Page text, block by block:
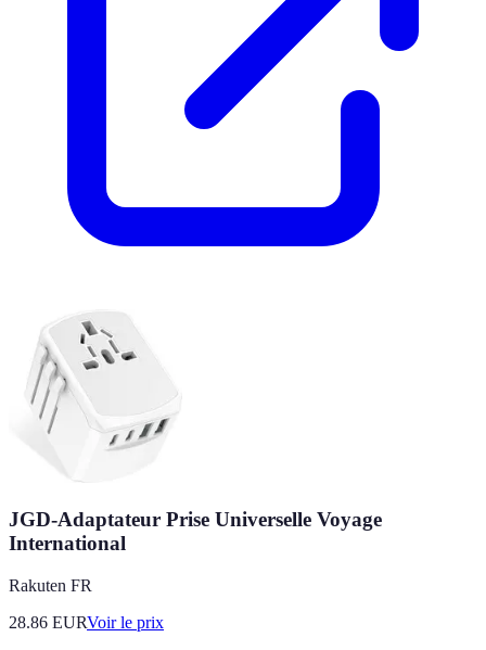
JGD-Adaptateur Prise Universelle Voyage
International
Rakuten FR
28.86 EURVoir le prix